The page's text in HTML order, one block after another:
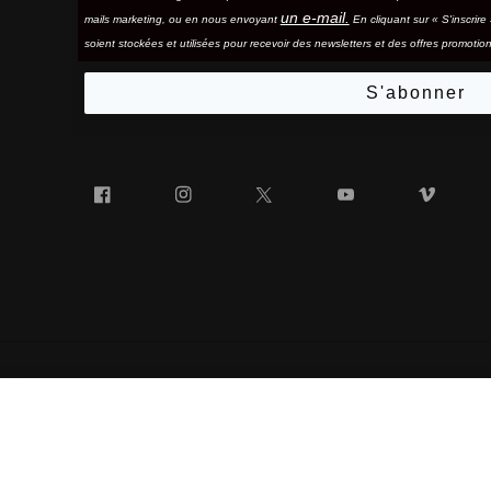
mails marketing, ou en nous envoyant un e-mail. En cliquant sur «
soient stockées et utilisées pour recevoir des newsletters et des offres
S'abonner
Facebook Instagram YouTube